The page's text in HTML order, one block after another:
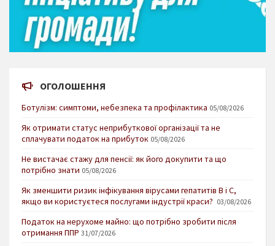
ОГОЛОШЕННЯ
Ботулізм: симптоми, небезпека та профілактика 05/08/2026
Як отримати статус неприбуткової організації та не
сплачувати податок на прибуток 05/08/2026
Не вистачає стажу для пенсії: як його докупити та що
потрібно знати 05/08/2026
Як зменшити ризик інфікування вірусами гепатитів В і С,
якщо ви користуєтеся послугами індустрії краси? 03/08/2026
Податок на нерухоме майно: що потрібно зробити після
отримання ППР 31/07/2026